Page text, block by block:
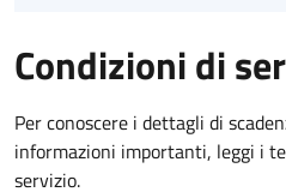
Condizioni di
Per conoscere i dettagli di
informazioni importanti, leggi i
servizio.